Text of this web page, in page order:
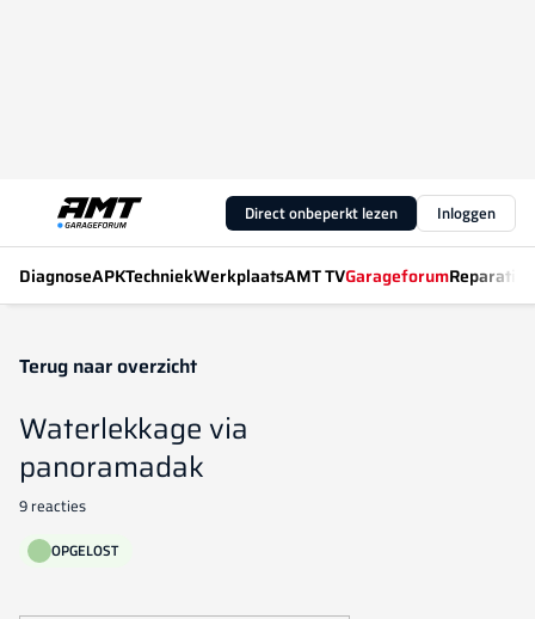
Direct onbeperkt lezen Inloggen
DiagnoseAPKTechniekWerkplaatsAMT TVGarageforum
Terug naar overzicht
Waterlekkage via
panoramadak
9 reacties
OPGELOST